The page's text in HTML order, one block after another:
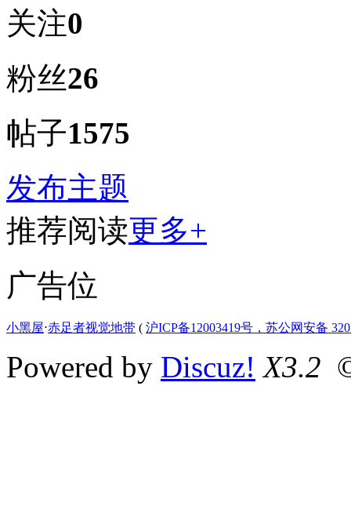
关注0
粉丝26
帖子1575
发布主题
推荐阅读更多+
广告位
小黑屋⋅赤足者视觉地带 ( 沪ICP备12003419号，苏公网安备
Powered by Discuz! X3.2